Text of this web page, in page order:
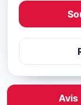
Avis